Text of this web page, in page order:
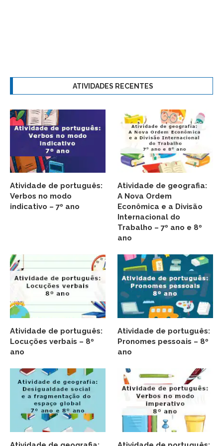
ATIVIDADES RECENTES
Atividade de português:
Verbos no modo
indicativo – 7º ano
Atividade de geografia:
A Nova Ordem
Econômica e a Divisão
Internacional do
Trabalho – 7º ano e 8º
ano
Atividade de português:
Locuções verbais – 8º
ano
Atividade de português:
Pronomes pessoais – 8º
ano